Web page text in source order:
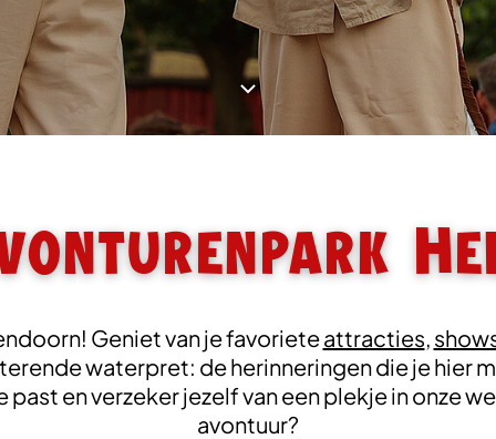
Geniet van je favorieteattracties,
waterpret: de herinneringen die je hier
en verzeker jezelf van een plekje in onze
avontuur?